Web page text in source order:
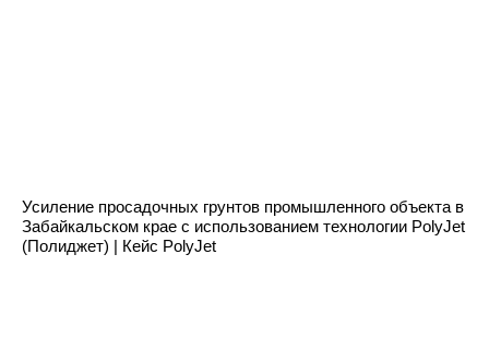
Усиление просадочных грунтов промышленного объекта в
Забайкальском крае с использованием технологии PolyJet
(Полиджет) | Кейс PolyJet